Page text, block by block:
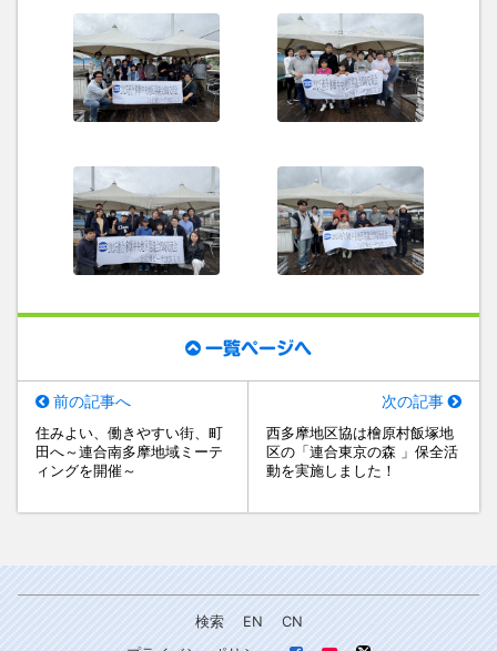
一覧ページへ
前の記事へ
住みよい、働きやすい街、町
田へ～連合南多摩地域ミーテ
ィングを開催～
次の記事
西多摩地区協は檜原村飯塚地
区の「連合東京の森 」保全活
動を実施しました！
検索 EN
CN